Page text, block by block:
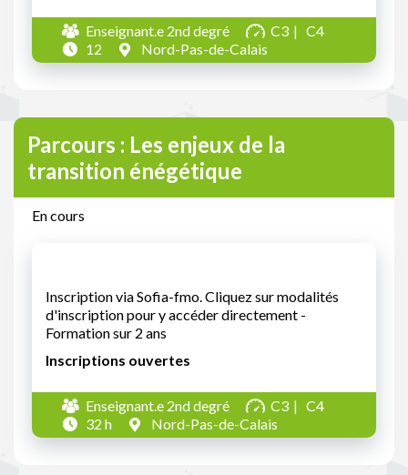
Enseignant.e 2nd degré C3
C4
12
Nord-Pas-de-Calais
Parcours : Les enjeux de la
transition énégétique
En cours
Inscription via Sofia-fmo. Cliquez sur modalités
d'inscription pour y accéder directement -
Formation sur 2 ans
Inscriptions ouvertes
Enseignant.e 2nd degré C3
C4
32 h
Nord-Pas-de-Calais